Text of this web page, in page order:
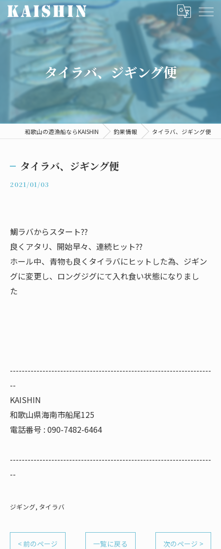
タイラバ、ジギング便
和歌山の遊漁船ならKAISHIN 釣果情報 タイラバ、ジギング便
タイラバ、ジギング便
2021/01/03
鯛ラバからスタート??
良くアタリ、開始早々、連続ヒット??
ホール中、青物も良くタイラバにヒットした為、ジギン
グに変更し、ロングジグにて入れ食い状態になりまし
た
--------------------------------------------------------------------
--
KAISHIN
和歌山県海南市船尾125
電話番号 : 090-7482-6464
--------------------------------------------------------------------
--
ジギング タイラバ
< 前のページ 一覧に戻る 次のページ >